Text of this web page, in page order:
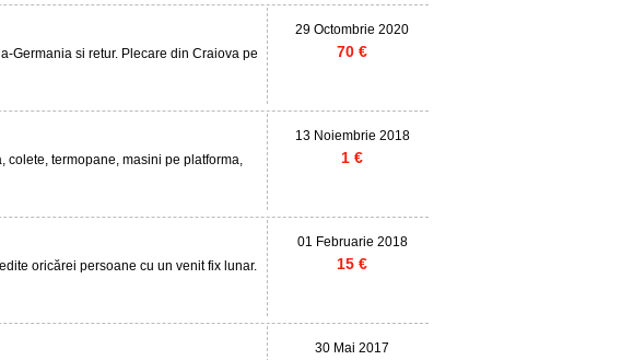
Germania si retur. Plecare din Craiova pe
29 Octombrie 2020
70 €
colete, termopane, masini pe platforma,
13 Noiembrie 2018
1 €
oricărei persoane cu un venit fix lunar.
01 Februarie 2018
15 €
30 Mai 2017